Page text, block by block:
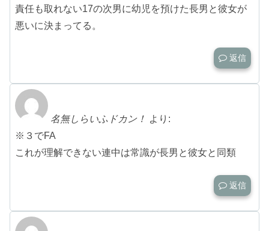
責任も取れない17の次男に幼児を預けた長男と彼女が
悪いに決まってる。
返信
名無しらいふドカン！ より:
※３でFA
これが理解できない連中は常識が長男と彼女と同類
返信